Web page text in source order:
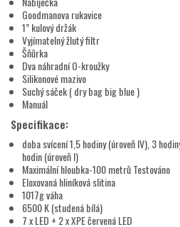
Goodmanova rukavice
1” kulový držák
Vyjímatelný žlutý filtr
Šňůrka
Dva náhradní O-kroužky
Silikonové mazivo
Suchý sáček ( dry bag big blue )
Manuál
Specifikace:
doba svícení 1,5 hodiny (úroveň IV), 3
hodin (úroveň I)
Maximální hloubka-100 metrů Testováno
Eloxovaná hliníková slitina
1017g váha
6500 K (studená bílá)
7 x LED + 2 x XPE červená LED